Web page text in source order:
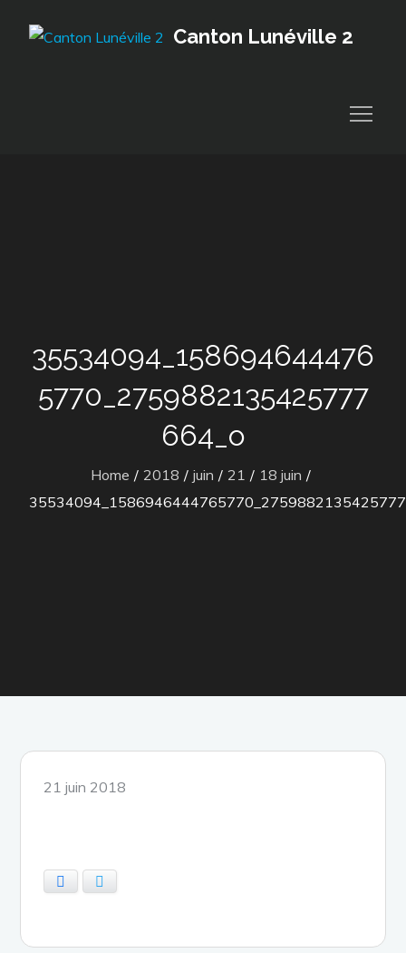
Canton Lunéville 2
35534094_158694644476
5770_2759882135425777
664_o
Home 2018 juin 21
18 juin
Posted
21 juin 2018